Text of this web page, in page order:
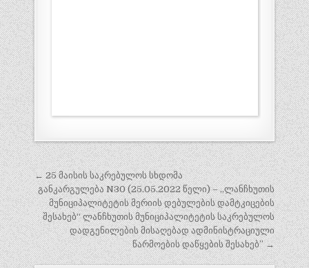
პოსტის
ნავიგაცია
← 25 მაისის საკრებულოს სხდომა
განკარგულება N30 (25.05.2022 წელი) – „ლანჩხუთის
მუნიციპალიტეტის მერიის დებულების დამტკიცების
შესახებ“ ლანჩხუთის მუნიციპალიტეტის საკრებულოს
დადგენილების მისაღებად ადმინისტრაციული
წარმოების დაწყების შესახებ” →